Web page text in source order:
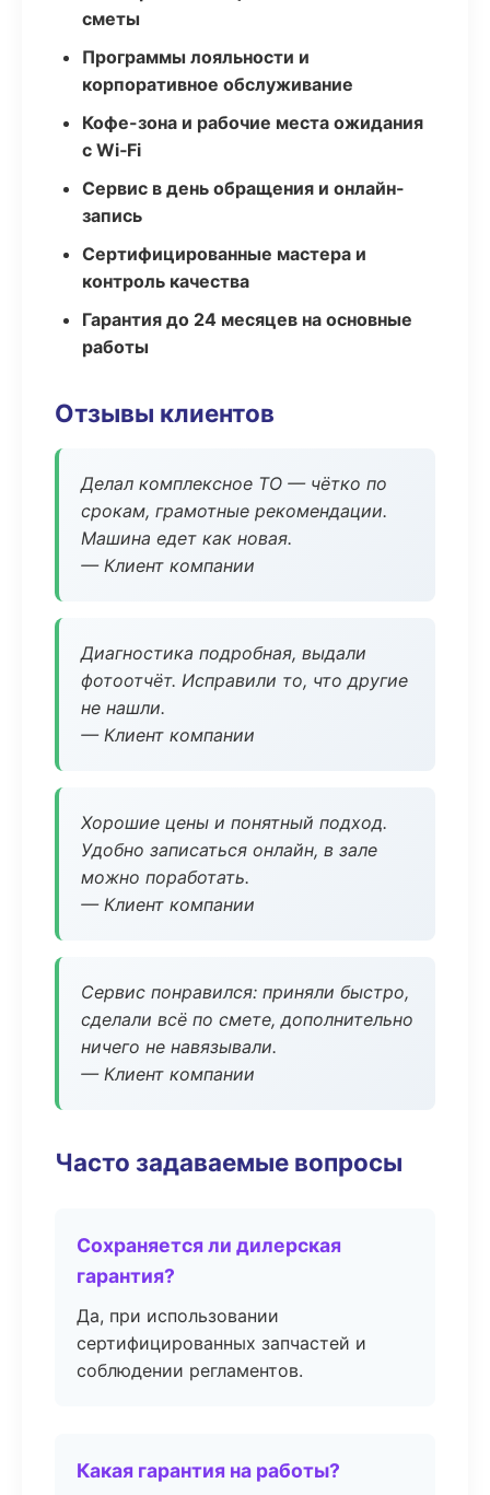
сметы
Программы лояльности и
корпоративное обслуживание
Кофе-зона и рабочие места ожидания
с Wi‑Fi
Сервис в день обращения и онлайн-
запись
Сертифицированные мастера и
контроль качества
Гарантия до 24 месяцев на основные
работы
Отзывы клиентов
Делал комплексное ТО — чётко по
срокам, грамотные рекомендации.
Машина едет как новая.
— Клиент компании
Диагностика подробная, выдали
фотоотчёт. Исправили то, что другие
не нашли.
— Клиент компании
Хорошие цены и понятный подход.
Удобно записаться онлайн, в зале
можно поработать.
— Клиент компании
Сервис понравился: приняли быстро,
сделали всё по смете, дополнительно
ничего не навязывали.
— Клиент компании
Часто задаваемые вопросы
Сохраняется ли дилерская
гарантия?
Да, при использовании
сертифицированных запчастей и
соблюдении регламентов.
Какая гарантия на работы?